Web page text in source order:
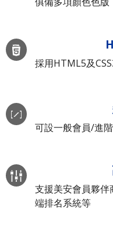
採用HTML5及
可設一般會員/進
支援美安會員夥
端排名系統等